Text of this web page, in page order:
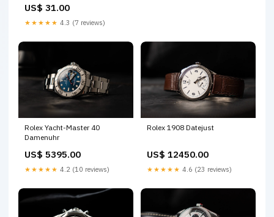
US$ 31.00
★★★★★ 4.3 (7 reviews)
Rolex Yacht-Master 40
Damenuhr
US$ 5395.00
★★★★★ 4.2 (10 reviews)
Rolex 1908 Datejust
US$ 12450.00
★★★★★ 4.6 (23 reviews)